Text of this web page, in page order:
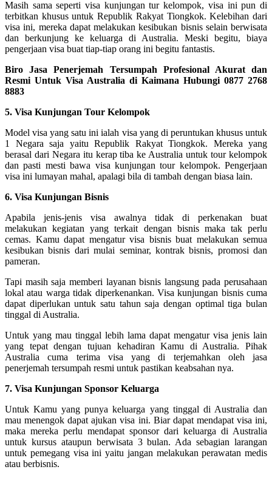
Masih sama seperti visa kunjungan tur kelompok, visa ini pun di
terbitkan khusus untuk Republik Rakyat Tiongkok. Kelebihan dari
visa ini, mereka dapat melakukan kesibukan bisnis selain berwisata
dan berkunjung ke keluarga di Australia. Meski begitu, biaya
pengerjaan visa buat tiap-tiap orang ini begitu fantastis.
Biro Jasa Penerjemah Tersumpah Profesional Akurat dan
Resmi Untuk Visa Australia di Kaimana Hubungi 0877 2768
8883
5. Visa Kunjungan Tour Kelompok
Model visa yang satu ini ialah visa yang di peruntukan khusus untuk
1 Negara saja yaitu Republik Rakyat Tiongkok. Mereka yang
berasal dari Negara itu kerap tiba ke Australia untuk tour kelompok
dan pasti mesti bawa visa kunjungan tour kelompok. Pengerjaan
visa ini lumayan mahal, apalagi bila di tambah dengan biasa lain.
6. Visa Kunjungan Bisnis
Apabila jenis-jenis visa awalnya tidak di perkenakan buat
melakukan kegiatan yang terkait dengan bisnis maka tak perlu
cemas. Kamu dapat mengatur visa bisnis buat melakukan semua
kesibukan bisnis dari mulai seminar, kontrak bisnis, promosi dan
pameran.
Tapi masih saja memberi layanan bisnis langsung pada perusahaan
lokal atau warga tidak diperkenankan. Visa kunjungan bisnis cuma
dapat diperlukan untuk satu tahun saja dengan optimal tiga bulan
tinggal di Australia.
Untuk yang mau tinggal lebih lama dapat mengatur visa jenis lain
yang tepat dengan tujuan kehadiran Kamu di Australia. Pihak
Australia cuma terima visa yang di terjemahkan oleh jasa
penerjemah tersumpah resmi untuk pastikan keabsahan nya.
7. Visa Kunjungan Sponsor Keluarga
Untuk Kamu yang punya keluarga yang tinggal di Australia dan
mau menengok dapat ajukan visa ini. Biar dapat mendapat visa ini,
maka mereka perlu mendapat sponsor dari keluarga di Australia
untuk kursus ataupun berwisata 3 bulan. Ada sebagian larangan
untuk pemegang visa ini yaitu jangan melakukan perawatan medis
atau berbisnis.